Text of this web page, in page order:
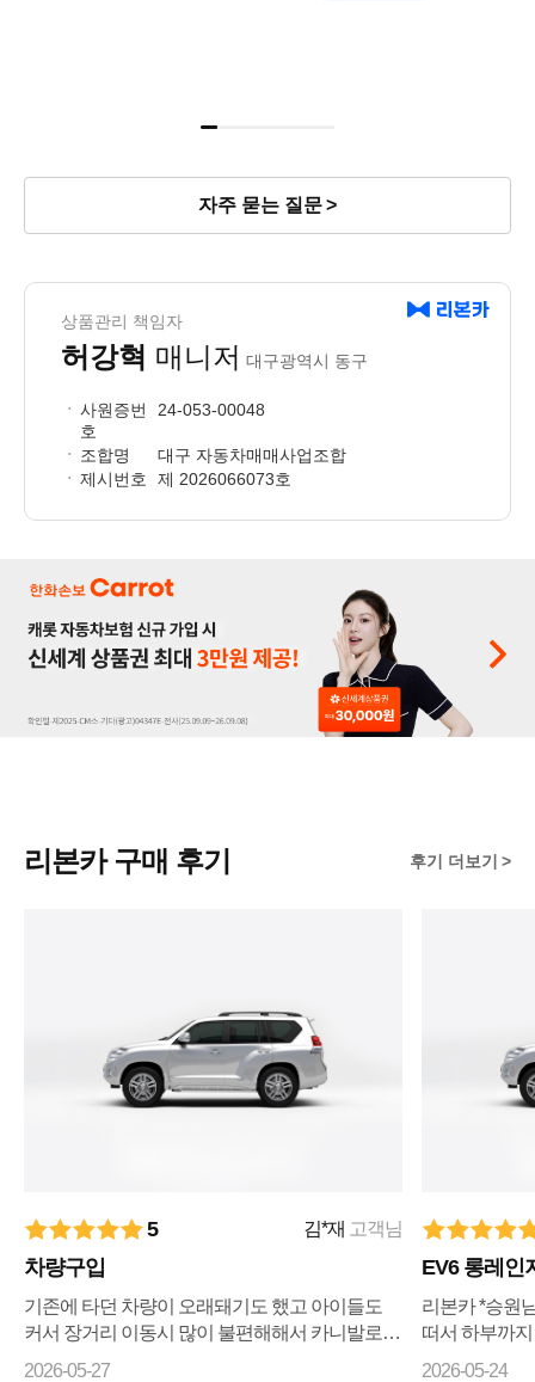
자주 묻는 질문
상품관리 책임자
허강혁 매니저 대구광역시 동구
사원증번
호
24-053-00048
조합명
대구 자동차매매사업조합
제시번호
제 2026066073호
리본카 구매 후기 후기 더보기
5 김*재 고객님
차량구입
기존에 타던 차량이 오래돼기도 했고 아이들도
커서 장거리 이동시 많이 불편해해서 카니발로
바꾸자 마음먹고 ㅋㅇㅋ 나 ㅇㅋ 꾸준히 매물검
2026-05-27
EV6 롱레인
리본카 *승원
떠서 하부까
리상태까지
2026-05-24